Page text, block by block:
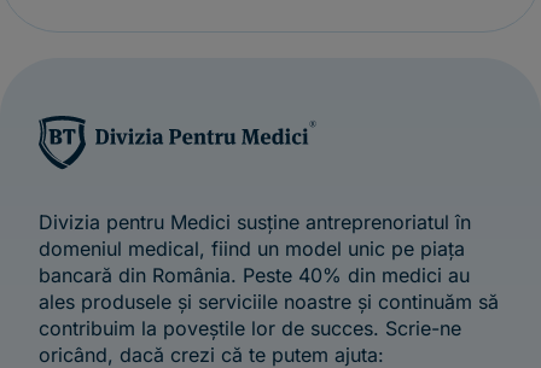
Divizia pentru Medici susține antreprenoriatul în
domeniul medical, fiind un model unic pe piața
bancară din România. Peste 40% din medici au
ales produsele și serviciile noastre și continuăm să
contribuim la poveștile lor de succes. Scrie-ne
oricând, dacă crezi că te putem ajuta: